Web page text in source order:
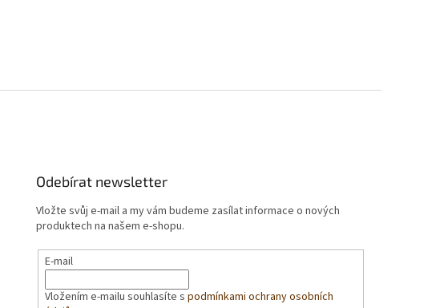
Odebírat newsletter
Vložte svůj e-mail a my vám budeme zasílat informace o nových
produktech na našem e-shopu.
E-mail
Vložením e-mailu souhlasíte spodmínkami ochrany osobních